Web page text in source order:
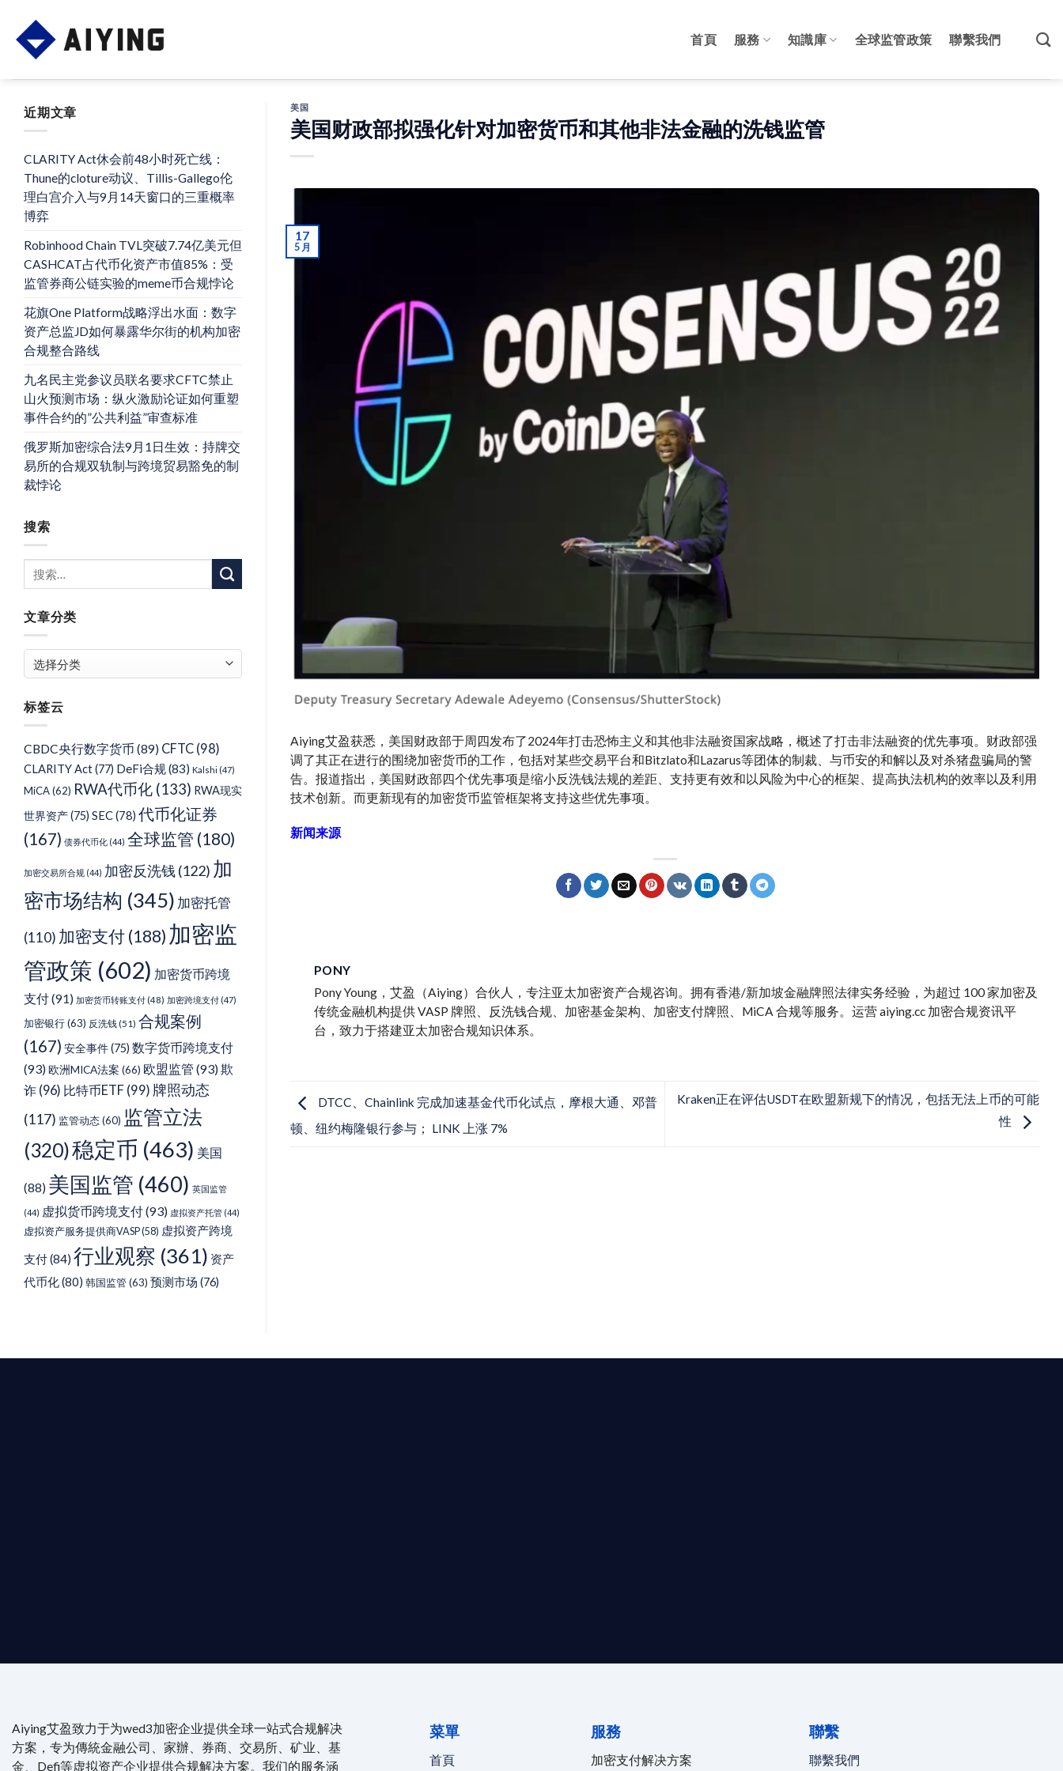
content
首頁 服務 知識庫 全球监管政策 聯繫我們
近期文章
CLARITY Act休会前48小时死亡线：
Thune的cloture动议、Tillis-Gallego伦
理白宫介入与9月14天窗口的三重概率
博弈
Robinhood Chain TVL突破7.74亿美元但
CASHCAT占代币化资产市值85%：受
监管券商公链实验的meme币合规悖论
花旗One Platform战略浮出水面：数字
资产总监JD如何暴露华尔街的机构加密
合规整合路线
九名民主党参议员联名要求CFTC禁止
山火预测市场：纵火激励论证如何重塑
事件合约的”公共利益”审查标准
俄罗斯加密综合法9月1日生效：持牌交
易所的合规双轨制与跨境贸易豁免的制
裁悖论
搜索
文章分类
章
类
标签云
CBDC央行数字货币 (89) CFTC (98)
CLARITY Act(77) DeFi合规(83) Kalshi (47)
MiCA(62) RWA代币化 (133) RWA现实
世界资产(75) SEC(78) 代币化证券
(167) 债券代币化 (44) 全球监管 (180)
加密交易所合规 (44) 加密反洗钱 (122) 加
密市场结构 (345) 加密托管
(110) 加密支付 (188) 加密监
管政策 (602) 加密货币跨境
支付(91) 加密货币转账支付 (48) 加密跨境支付 (47)
加密银行(63) 反洗钱(51) 合规案例
(167) 安全事件(75) 数字货币跨境支付
(93)欧洲MICA法案 (66) 欧盟监管 (93)欺
诈 (96) 比特币ETF (99) 牌照动态
(117) 监管动态(60) 监管立法
(320)稳定币 (463) 美国
(88) 美国监管 (460) 英国监管
(44) 虚拟货币跨境支付(93) 虚拟资产托管 (44)
虚拟资产服务提供商VASP(58) 虚拟资产跨境
支付(84) 行业观察 (361) 资产
代币化(80) 韩国监管(63) 预测市场 (76)
美国
美国财政部拟强化针对加密货币和其他非法金融的洗钱监管
17
5 月
Aiying艾盈获悉，美国财政部于周四发布了2024年打击恐怖主义和其他非法融资国家战略，概述了打击非法融资的优先事项。财政部强
调了其正在进行的围绕加密货币的工作，包括对某些交易平台和Bitzlato和Lazarus等团体的制裁、与币安的和解以及对杀猪盘骗局的警
告。报道指出，美国财政部四个优先事项是缩小反洗钱法规的差距、支持更有效和以风险为中心的框架、提高执法机构的效率以及利用
技术创新。而更新现有的加密货币监管框架将支持这些优先事项。
新闻来源
PONY
Pony Young，艾盈（Aiying）合伙人，专注亚太加密资产合规咨询。拥有香港/新加坡金融牌照法律实务经验，为超过 100 家加密及
传统金融机构提供 VASP 牌照、反洗钱合规、加密基金架构、加密支付牌照、MiCA 合规等服务。运营 aiying.cc 加密合规资讯平
台，致力于搭建亚太加密合规知识体系。
DTCC、Chainlink 完成加速基金代币化试点，摩根大通、邓普
顿、纽约梅隆银行参与； LINK 上涨 7%
Kraken正在评估USDT在欧盟新规下的情况，包括无法上币的可能
性
Aiying艾盈致力于为wed3加密企业提供全球一站式合规解决
方案，专为傳統金融公司、家辦、券商、交易所、矿业、基
金、Defi等虚拟资产企业提供合规解决方案。我们的服务涵
菜單
首頁
服務
加密支付解决方案
聯繫
聯繫我們